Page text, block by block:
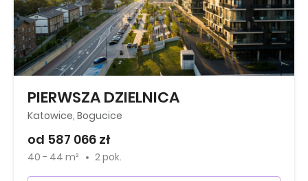
PIERWSZA DZIELNICA
Katowice, Bogucice
od 587 066 zł
40 - 44 m² 2 pok.